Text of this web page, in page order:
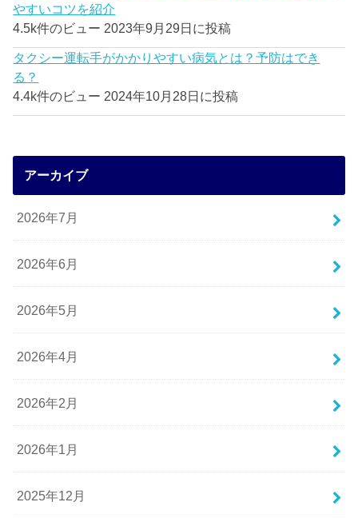
やすいコツを紹介
4.5k件のビュー 2023年9月29日に投稿
タクシー運転手がかかりやすい病気とは？予防はでき
る？
4.4k件のビュー 2024年10月28日に投稿
アーカイブ
2026年7月
2026年6月
2026年5月
2026年4月
2026年2月
2026年1月
2025年12月